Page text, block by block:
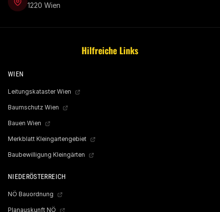
1220 Wien
Hilfreiche Links
WIEN
Leitungskataster Wien
Baumschutz Wien
Bauen Wien
Merkblatt Kleingartengebiet
Baubewilligung Kleingärten
NIEDERÖSTERREICH
NÖ Bauordnung
Planauskunft NÖ